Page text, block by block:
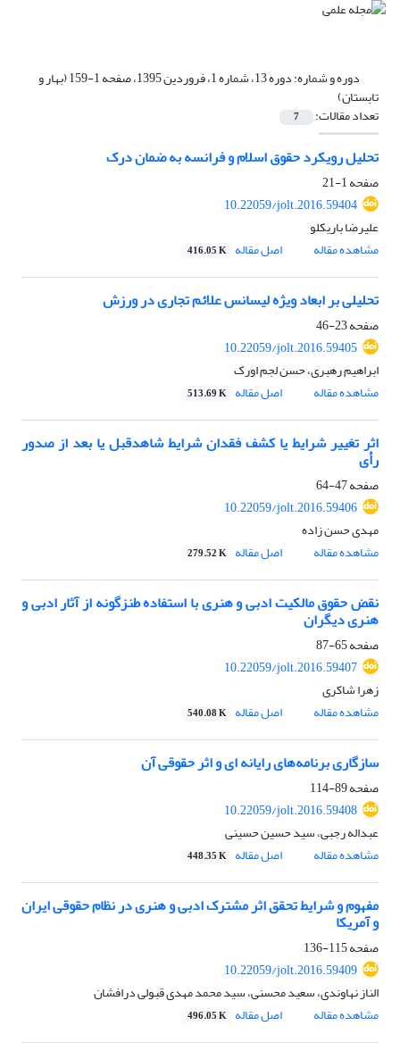
دوره و شماره: دوره 13، شماره 1، فروردین 1395، صفحه 1-159 (بهار و
تابستان)
تعداد مقالات: 7
تحلیل رویکرد حقوق اسلام و فرانسه به ضمان درک
صفحه1-21
10.22059/jolt.2016.59404
علیرضا باریکلو
مشاهده مقاله
اصل مقاله 416.05 K
تحلیلی بر ابعاد ویژه لیسانس علائم تجاری در ورزش
صفحه23-46
10.22059/jolt.2016.59405
ابراهیم رهبری، حسن لجم اورک
مشاهده مقاله
اصل مقاله 513.69 K
اثر تغییر شرایط یا کشف فقدان شرایط شاهدقبل یا بعد از صدور
رأی
صفحه47-64
10.22059/jolt.2016.59406
مهدی حسن زاده
مشاهده مقاله
اصل مقاله 279.52 K
نقض حقوق مالکیت ادبی و هنری با استفاده‌ طنزگونه از آثار ادبی و
هنری دیگران
صفحه65-87
10.22059/jolt.2016.59407
زهرا شاکری
مشاهده مقاله
اصل مقاله 540.08 K
سازگاری برنامه‌های رایانه ‏ای و اثر حقوقی آن
صفحه89-114
10.22059/jolt.2016.59408
عبداله رجبی، سید حسین حسینی
مشاهده مقاله
اصل مقاله 448.35 K
مفهوم و شرایط تحقق اثر مشترک ادبی و هنری در نظام حقوقی ایران
و آمریکا
صفحه115-136
10.22059/jolt.2016.59409
الناز نهاوندی، سعید محسنی، سید محمد مهدی قبولی درافشان
مشاهده مقاله
اصل مقاله 496.05 K